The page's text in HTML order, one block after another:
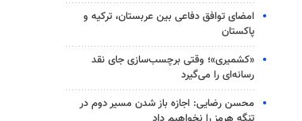
امضای توافق دفاعی بین عربستان، ترکیه و
پاکستان
«کشمیری»؛ وقتی برچسب‌سازی جای نقد
رسانه‌ای را می‌گیرد
محسن رضایی: اجازه باز شدن مسیر دوم در